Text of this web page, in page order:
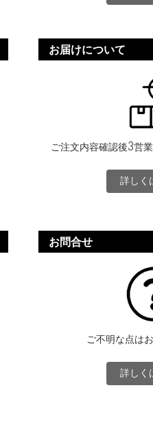
お届けについて
ご注文内容確認後3営
詳しく
お問合せ
ご不明な点は
詳しく